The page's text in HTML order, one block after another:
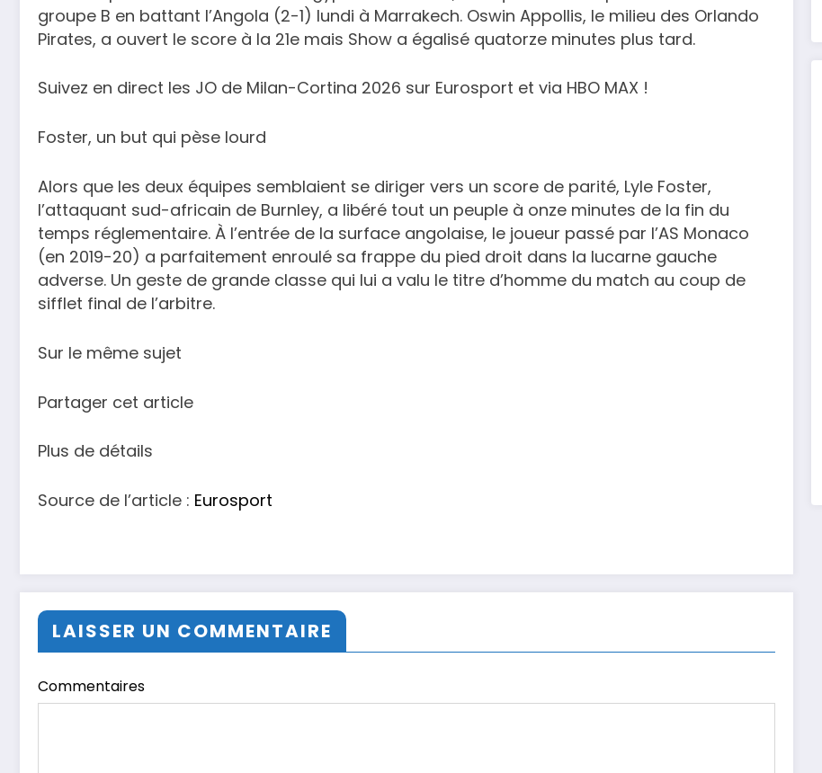
groupe B en battant l’Angola (2-1) lundi à Marrakech. Oswin Appollis, le milieu des Orlando
Pirates, a ouvert le score à la 21e mais Show a égalisé quatorze minutes plus tard.
Suivez en direct les JO de Milan-Cortina 2026 sur Eurosport et via HBO MAX !
Foster, un but qui pèse lourd
Alors que les deux équipes semblaient se diriger vers un score de parité, Lyle Foster,
l’attaquant sud-africain de Burnley, a libéré tout un peuple à onze minutes de la fin du
temps réglementaire. À l’entrée de la surface angolaise, le joueur passé par l’AS Monaco
(en 2019-20) a parfaitement enroulé sa frappe du pied droit dans la lucarne gauche
adverse. Un geste de grande classe qui lui a valu le titre d’homme du match au coup de
sifflet final de l’arbitre.
Sur le même sujet
Partager cet article
Plus de détails
Source de l’article : Eurosport
LAISSER UN COMMENTAIRE
Commentaires